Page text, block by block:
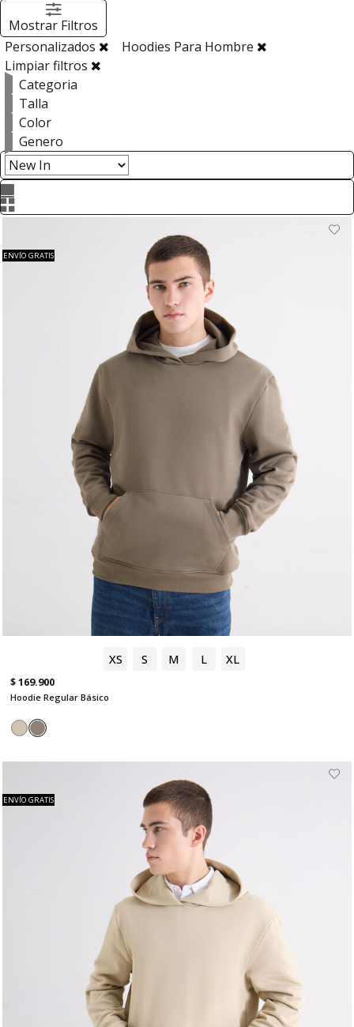
Mostrar Filtros
Personalizados
Hoodies Para Hombre
Limpiar filtros
Categoria
Talla
Color
Genero
XS S M L XL
ENVÍO GRATIS
$ 169.900
Hoodie Regular Básico
ENVÍO GRATIS